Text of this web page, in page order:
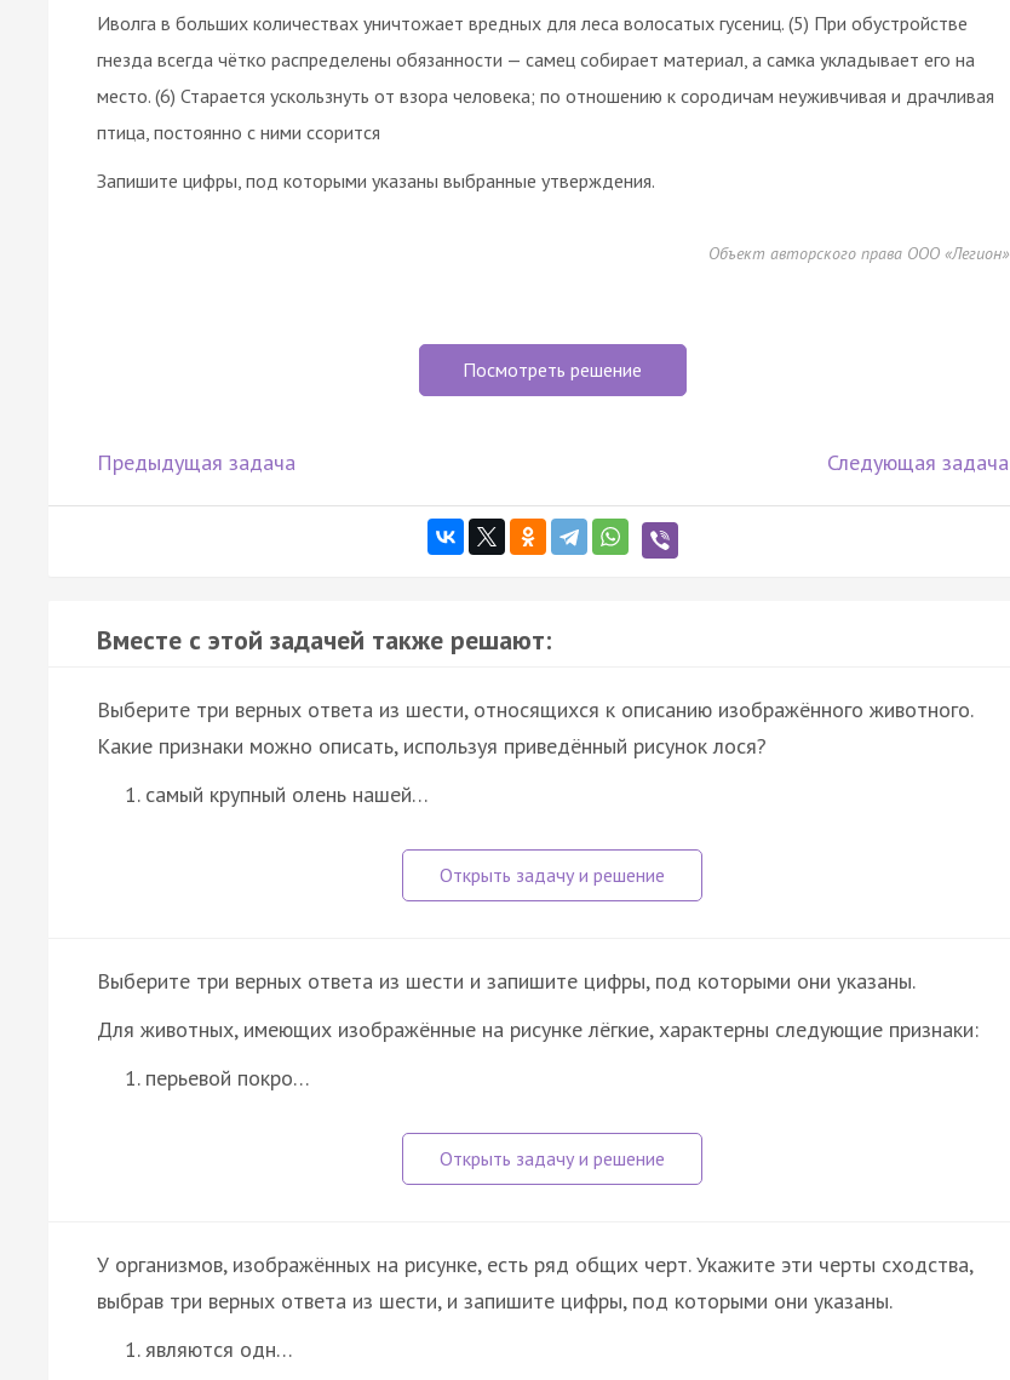
Иволга в больших количествах уничтожает вредных для леса волосатых гусениц. (5) При обустройстве
гнезда всегда чётко распределены обязанности — самец собирает материал, а самка укладывает его на
место. (6) Старается ускользнуть от взора человека; по отношению к сородичам неуживчивая и драчливая
птица, постоянно с ними ссорится
Запишите цифры, под которыми указаны выбранные утверждения.
Объект авторского права ООО «Легион»
Посмотреть решение
Предыдущая задача Следующая задача
Вместе с этой задачей также решают:
Выберите три верных ответа из шести, относящихся к описанию изображённого животного.
Какие признаки можно описать, используя приведённый рисунок лося?
самый крупный олень нашей…
Выберите три верных ответа из шести и запишите цифры, под которыми они указаны.
Для животных, имеющих изображённые на рисунке лёгкие, характерны следующие признаки:
перьевой покро…
У организмов, изображённых на рисунке, есть ряд общих черт. Укажите эти черты сходства,
выбрав три верных ответа из шести, и запишите цифры, под которыми они указаны.
являются одн…